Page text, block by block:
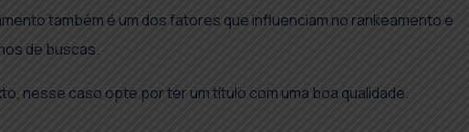
também é um dos fatores que influenciam no rankeamento e
de buscas.
nesse caso opte por ter um título com uma boa qualidade.